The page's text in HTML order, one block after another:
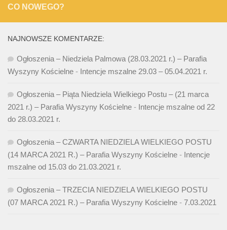
CO NOWEGO?
NAJNOWSZE KOMENTARZE:
Ogłoszenia – Niedziela Palmowa (28.03.2021 r.) – Parafia
Wyszyny Kościelne - Intencje mszalne 29.03 – 05.04.2021 r.
Ogłoszenia – Piąta Niedziela Wielkiego Postu – (21 marca
2021 r.) – Parafia Wyszyny Kościelne - Intencje mszalne od 22
do 28.03.2021 r.
Ogłoszenia – CZWARTA NIEDZIELA WIELKIEGO POSTU
(14 MARCA 2021 R.) – Parafia Wyszyny Kościelne - Intencje
mszalne od 15.03 do 21.03.2021 r.
Ogłoszenia – TRZECIA NIEDZIELA WIELKIEGO POSTU
(07 MARCA 2021 R.) – Parafia Wyszyny Kościelne - 7.03.2021